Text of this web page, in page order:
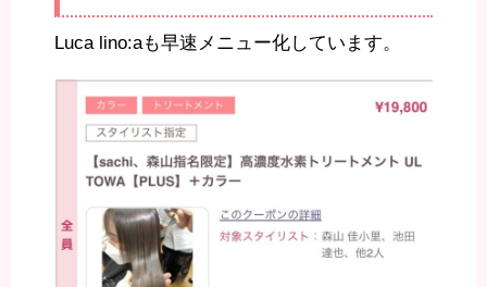
Luca lino:aも早速メニュー化しています。